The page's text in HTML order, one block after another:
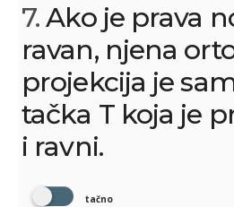
7.Ako je prava
ravan, njena
projekcija je
tačka T koja je
i ravni.
tačno